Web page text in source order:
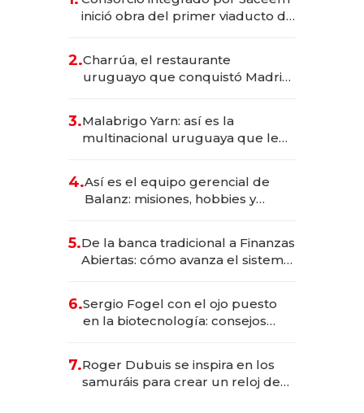
inició obra del primer viaducto de
millones
2.Charrúa, el restaurante
uruguayo que conquistó Madrid:
anticipación y prepara apertura
3.Malabrigo Yarn: así es la
multinacional uruguaya que le
4.Así es el equipo gerencial de
Balanz: misiones, hobbies y
5.De la banca tradicional a Finanzas
Abiertas: cómo avanza el sistema
6.Sergio Fogel con el ojo puesto
en la biotecnología: consejos
rol de la IA
7.Roger Dubuis se inspira en los
samuráis para crear un reloj de